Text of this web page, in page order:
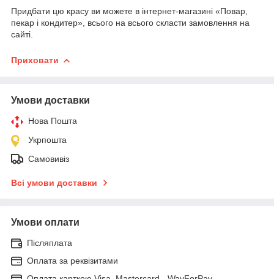
Придбати цю красу ви можете в інтернет-магазині «Повар,
пекар і кондитер», всього на всього скласти замовлення на
сайті.
Приховати
Умови доставки
Нова Пошта
Укрпошта
Самовивіз
Всі умови доставки
Умови оплати
Післяплата
Оплата за реквізитами